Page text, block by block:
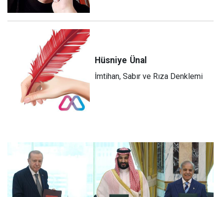
Hüsniye Ünal
İmtihan, Sabır ve Rıza Denklemi